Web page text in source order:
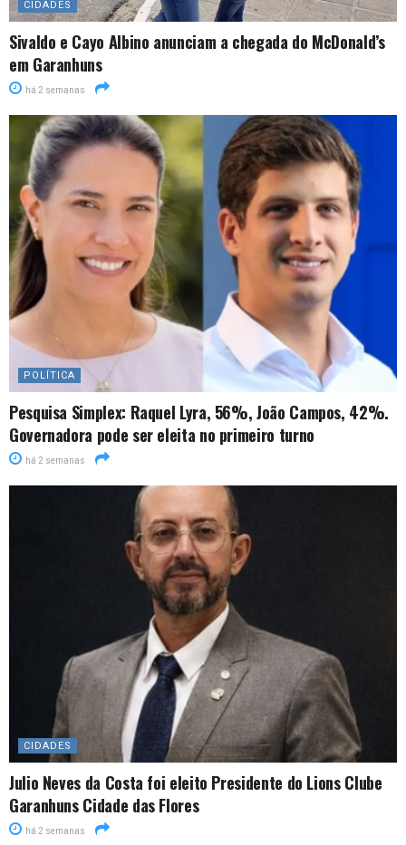
CIDADES
Sivaldo e Cayo Albino anunciam a chegada do McDonald’s
em Garanhuns
há 2 semanas
POLÍTICA
Pesquisa Simplex: Raquel Lyra, 56%, João Campos, 42%.
Governadora pode ser eleita no primeiro turno
há 2 semanas
CIDADES
Julio Neves da Costa foi eleito Presidente do Lions Clube
Garanhuns Cidade das Flores
há 2 semanas